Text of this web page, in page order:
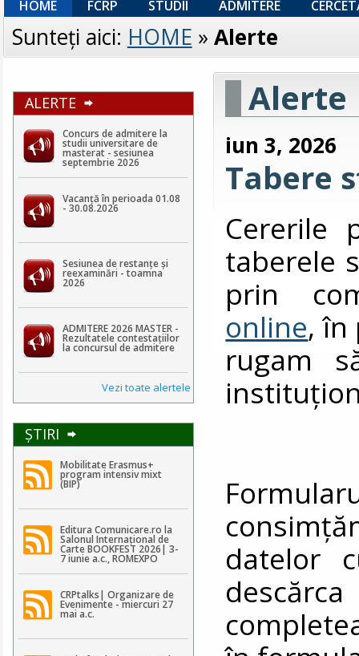
HOME FCRP STUDII ADMITERE
Sunteţi aici: HOME » Alerte
ALERTE
Concurs de admitere la
studii universitare de
masterat - sesiunea
septembrie 2026
Vacanță în perioada 01.08
- 30.08.2026
Sesiunea de restanțe și
reexaminări - toamna
2026
ADMITERE 2026 MASTER -
Rezultatele contestaţiilor
la concursul de admitere
Vezi toate alertele
ŞTIRI
Mobilitate Erasmus+
program intensiv mixt
(BIP)
Editura Comunicare.ro la
Salonul Internațional de
Carte BOOKFEST 2026| 3-
7 iunie a.c., ROMEXPO
CRPtalks| Organizare de
Evenimente - miercuri 27
mai a.c.
Alerte
iun 3, 2026
Tabere
Cererile
taberele
prin
online, în
rugam
datelor